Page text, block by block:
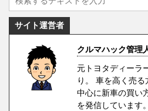
サイト運営者
クルマハック管理
元トヨタディーラ
り。 車を高く売
中心に新車の買い
を発信しています。